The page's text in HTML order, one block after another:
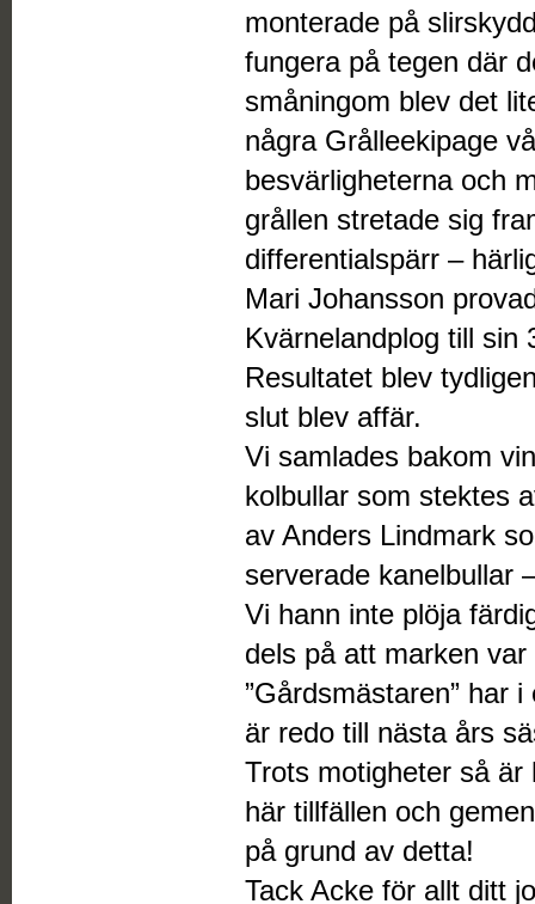
monterade på
fungera på tegen där
småningom blev det
några Grålleekipage
besvärligheterna och
grållen stretade sig
differentialspärr –
Mari Johansson
Kvärnelandplog till sin
Resultatet blev
slut blev affär.
Vi samlades bakom
kolbullar som stektes
av Anders Lindmark
serverade kanelbullar
Vi hann inte plöja
dels på att marken
”Gårdsmästaren” har
är redo till nästa års
Trots motigheter så är
här tillfällen och
på grund av detta!
Tack Acke för allt ditt